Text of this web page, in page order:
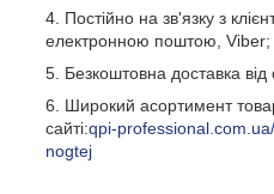
Постійно на зв'язку з
електронною поштою, Viber;
Безкоштовна доставка
Широкий асортимент
сайті:qpi-
nogtej